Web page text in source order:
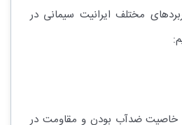
مختلف ایرانیت سیمانی در
خاصیت ضدآب بودن و مقاومت در